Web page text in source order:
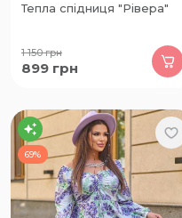
Тепла спідниця "Рівера"
1 150грн
899 грн
69%